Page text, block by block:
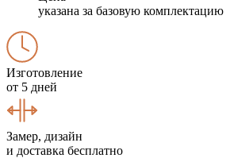
указана за базовую комплектацию
Изготовление
от 5 дней
Замер, дизайн
и доставка бесплатно